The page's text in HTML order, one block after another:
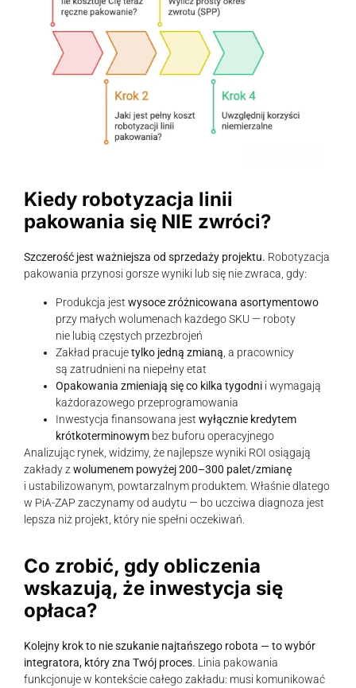
Kiedy robotyzacja linii
pakowania się NIE zwróci?
Szczerość jest ważniejsza od sprzedaży projektu. Robotyzacja
pakowania przynosi gorsze wyniki lub się nie zwraca, gdy:
Produkcja jest wysoce zróżnicowana asortymentowo
przy małych wolumenach każdego SKU — roboty
nie lubią częstych przezbrojeń
Zakład pracujetylko jedną zmianą , a pracownicy
są zatrudnieni na niepełny etat
Opakowania zmieniają się co kilka tygodni i wymagają
każdorazowego przeprogramowania
Inwestycja finansowana jest wyłącznie kredytem
krótkoterminowym bez buforu operacyjnego
Analizując rynek, widzimy, że najlepsze wyniki ROI osiągają
zakłady z wolumenem powyżej 200–300 palet/zmianę
i ustabilizowanym, powtarzalnym produktem. Właśnie dlatego
w PiA-ZAP zaczynamy od audytu — bo uczciwa diagnoza jest
lepsza niż projekt, który nie spełni oczekiwań.
Co zrobić, gdy obliczenia
wskazują, że inwestycja się
opłaca?
Kolejny krok to nie szukanie najtańszego robota — to wybór
integratora, który zna Twój proces. Linia pakowania
funkcjonuje w kontekście całego zakładu: musi komunikować